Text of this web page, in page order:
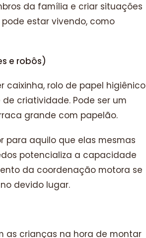
da família e criar situações
estar vivendo, como
e robôs)
caixinha, rolo de papel higiênico
criatividade. Pode ser um
grande com papelão.
para aquilo que elas mesmas
potencializa a capacidade
da coordenação motora se
devido lugar.
as crianças na hora de montar